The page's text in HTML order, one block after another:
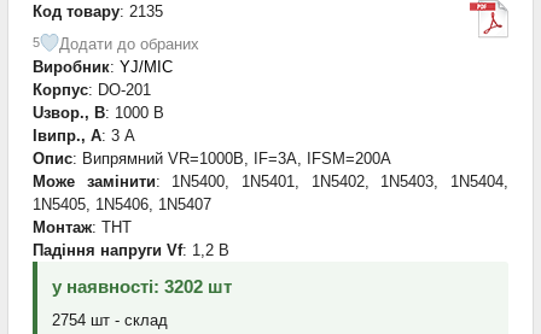
Код товару: 2135
5
Додати до обраних
Виробник: YJ/MIC
Корпус: DO-201
Uзвор., В: 1000 В
Iвипр., А: 3 А
Опис: Випрямний VR=1000В, IF=3А, IFSM=200А
Може замінити: 1N5400, 1N5401, 1N5402, 1N5403, 1N5404,
1N5405, 1N5406, 1N5407
Монтаж: THT
Падіння напруги Vf: 1,2 В
у наявності: 3202 шт
2754 шт - склад